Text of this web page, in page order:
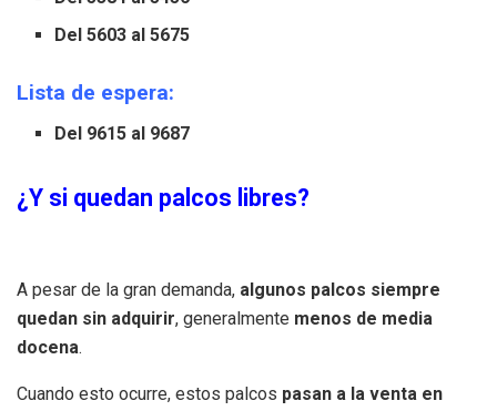
Del 5603 al 5675
Lista de espera:
Del 9615 al 9687
¿Y si quedan palcos libres?
A pesar de la gran demanda, algunos palcos siempre
quedan sin adquirir, generalmente menos de media
docena.
Cuando esto ocurre, estos palcos pasan a la venta en